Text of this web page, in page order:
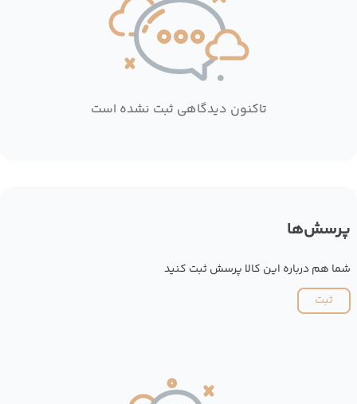
تاکنون دیدگاهی ثبت نشده است
پرسش‌ها
شما هم درباره این کالا پرسش ثبت کنید
ثبت